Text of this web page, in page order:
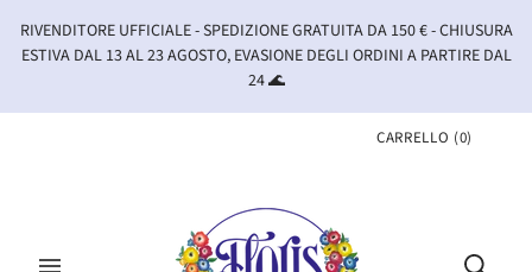
RIVENDITORE UFFICIALE - SPEDIZIONE GRATUITA DA 150 € - CHIUSURA
ESTIVA DAL 13 AL 23 AGOSTO, EVASIONE DEGLI ORDINI A PARTIRE DAL
24 🌊
CARRELLO (0)